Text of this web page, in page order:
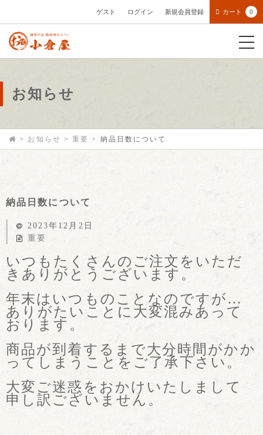
ゲスト ログイン 新規会員登録 カート 0
お知らせ
> お知らせ >重要 > 納品日数について
納品日数について
2023年12月2日
重要
いつもたくさんのご注文をいただ
きありがとうございます。
年末はいつものことなのですが…
ありがたいことに大変混みあって
おります。
商品が到着するまで大分時間がかか
ってしまうことをご了承下さい。
大変ご迷惑をおかけいたしまして
申し訳ございません。